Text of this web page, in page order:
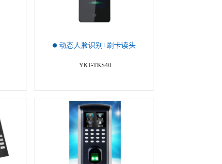
动态人脸识别+刷卡读头
YKT-TKS40